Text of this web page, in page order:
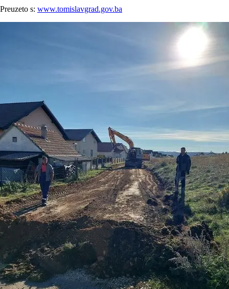
Preuzeto s: www.tomislavgrad.gov.ba